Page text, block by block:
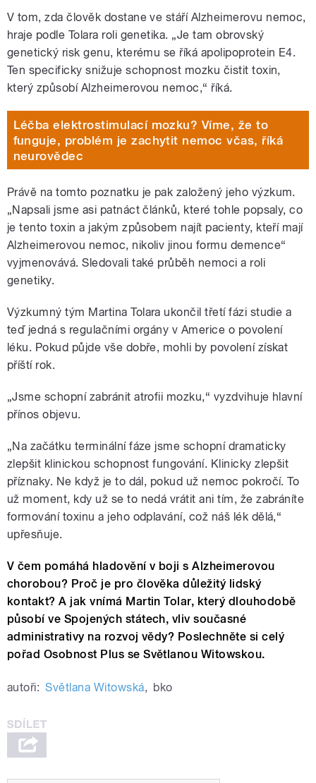
V tom, zda člověk dostane ve stáří Alzheimerovu nemoc,
hraje podle Tolara roli genetika. „Je tam obrovský
genetický risk genu, kterému se říká apolipoprotein E4.
Ten specificky snižuje schopnost mozku čistit toxin,
který způsobí Alzheimerovou nemoc,“ říká.
Léčba elektrostimulací mozku? Víme, že to
funguje, problém je zachytit nemoc včas, říká
neurovědec
Právě na tomto poznatku je pak založený jeho výzkum.
„Napsali jsme asi patnáct článků, které tohle popsaly, co
je tento toxin a jakým způsobem najít pacienty, kteří mají
Alzheimerovou nemoc, nikoliv jinou formu demence“
vyjmenovává. Sledovali také průběh nemoci a roli
genetiky.
Výzkumný tým Martina Tolara ukončil třetí fázi studie a
teď jedná s regulačními orgány v Americe o povolení
léku. Pokud půjde vše dobře, mohli by povolení získat
příští rok.
„Jsme schopní zabránit atrofii mozku,“ vyzdvihuje hlavní
přínos objevu.
„Na začátku terminální fáze jsme schopní dramaticky
zlepšit klinickou schopnost fungování. Klinicky zlepšit
příznaky. Ne když je to dál, pokud už nemoc pokročí. To
už moment, kdy už se to nedá vrátit ani tím, že zabráníte
formování toxinu a jeho odplavání, což náš lék dělá,“
upřesňuje.
V čem pomáhá hladovění v boji s Alzheimerovou
chorobou? Proč je pro člověka důležitý lidský
kontakt? A jak vnímá Martin Tolar, který dlouhodobě
působí ve Spojených státech, vliv současné
administrativy na rozvoj vědy? Poslechněte si celý
pořad Osobnost Plus se Světlanou Witowskou.
autoři: Světlana Witowská, bko